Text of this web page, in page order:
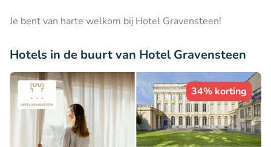
Je bent van harte welkom bij Hotel Gravensteen!
Hotels in de buurt van Hotel Gravensteen
34% korting